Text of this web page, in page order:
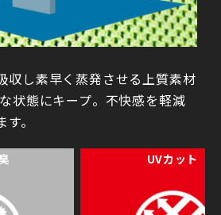
収し素早く蒸発させる上質素材
状態にキープ。不快感を軽減
。
UVカット